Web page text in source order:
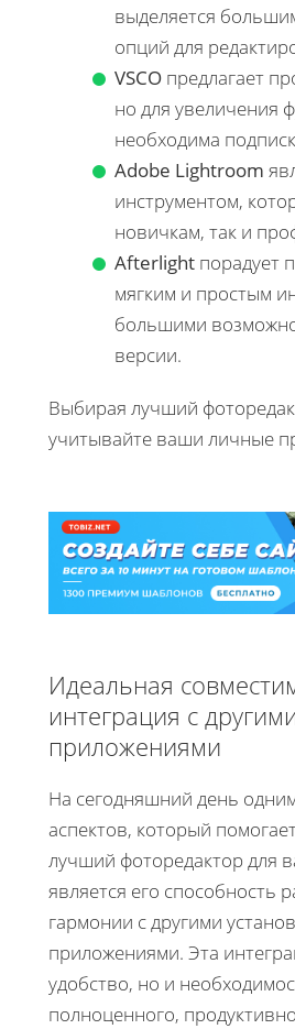
выделяется
опций для
VSCO предлагает
но для увеличения
необходима
Adobe Lightroom
инструментом,
новичкам, так и
Afterlight порадует
мягким и простым
большими
версии.
Выбирая лучший
учитывайте ваши личные
Идеальная
интеграция с
приложениями
На сегодняшний день
аспектов, который
лучший фоторедактор для
является его способность
гармонии с другими
приложениями. Эта
удобство, но и
полноценного,